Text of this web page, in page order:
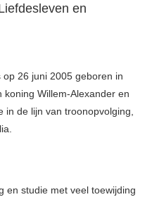
en
26 juni 2005 geboren in
Willem-Alexander en
in de lijn van troonopvolging,
en studie met veel toewijding